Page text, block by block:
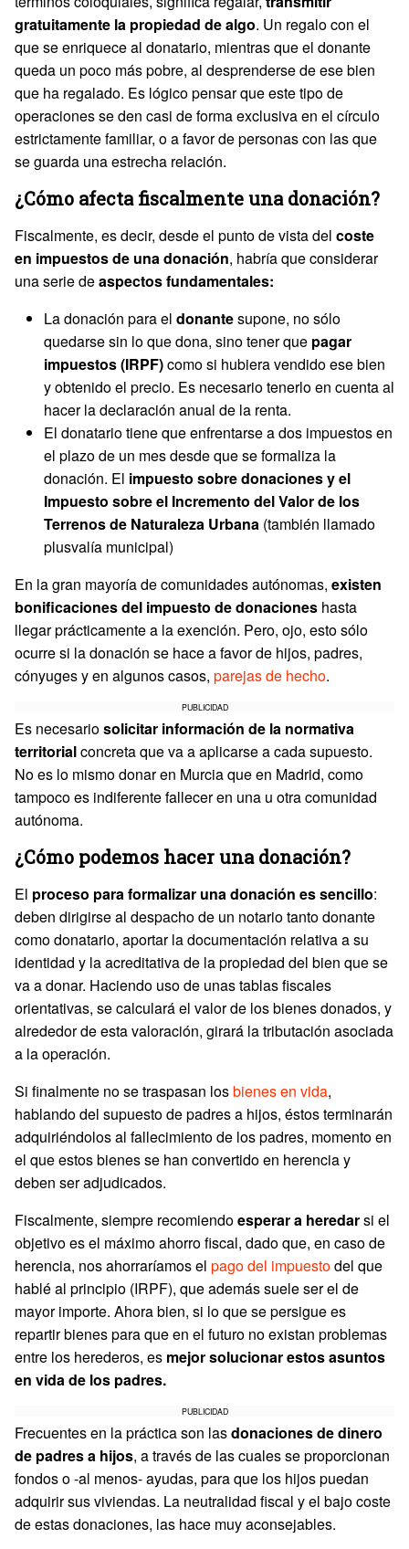
gratuitamente la propiedad de algo. Un regalo con el
que se enriquece al donatario, mientras que el donante
queda un poco más pobre, al desprenderse de ese bien
que ha regalado. Es lógico pensar que este tipo de
operaciones se den casi de forma exclusiva en el círculo
estrictamente familiar, o a favor de personas con las que
se guarda una estrecha relación.
¿Cómo afecta fiscalmente una donación?
Fiscalmente, es decir, desde el punto de vista del coste
en impuestos de una donación, habría que considerar
una serie deaspectos fundamentales:
La donación para el donantesupone, no sólo
quedarse sin lo que dona, sino tener que pagar
impuestos (IRPF)como si hubiera vendido ese bien
y obtenido el precio. Es necesario tenerlo en cuenta al
hacer la declaración anual de la renta.
El donatario tiene que enfrentarse a dos impuestos en
el plazo de un mes desde que se formaliza la
donación. El impuesto sobre donaciones y el
Impuesto sobre el Incremento del Valor de los
Terrenos de Naturaleza Urbana (también llamado
plusvalía municipal)
En la gran mayoría de comunidades autónomas, existen
bonificaciones del impuesto de donaciones hasta
llegar prácticamente a la exención. Pero, ojo, esto sólo
ocurre si la donación se hace a favor de hijos, padres,
cónyuges y en algunos casos, parejas de hecho.
PUBLICIDAD
Es necesariosolicitar información de la normativa
territorialconcreta que va a aplicarse a cada supuesto.
No es lo mismo donar en Murcia que en Madrid, como
tampoco es indiferente fallecer en una u otra comunidad
autónoma.
¿Cómo podemos hacer una donación?
El proceso para formalizar una donación es sencillo:
deben dirigirse al despacho de un notario tanto donante
como donatario, aportar la documentación relativa a su
identidad y la acreditativa de la propiedad del bien que se
va a donar. Haciendo uso de unas tablas fiscales
orientativas, se calculará el valor de los bienes donados, y
alrededor de esta valoración, girará la tributación asociada
a la operación.
Si finalmente no se traspasan losbienes en vida,
hablando del supuesto de padres a hijos, éstos terminarán
adquiriéndolos al fallecimiento de los padres, momento en
el que estos bienes se han convertido en herencia y
deben ser adjudicados.
Fiscalmente, siempre recomiendoesperar a heredarsi el
objetivo es el máximo ahorro fiscal, dado que, en caso de
herencia, nos ahorraríamos el pago del impuestodel que
hablé al principio (IRPF), que además suele ser el de
mayor importe. Ahora bien, si lo que se persigue es
repartir bienes para que en el futuro no existan problemas
entre los herederos, es mejor solucionar estos asuntos
en vida de los padres.
PUBLICIDAD
Frecuentes en la práctica son lasdonaciones de dinero
de padres a hijos, a través de las cuales se proporcionan
fondos o -al menos- ayudas, para que los hijos puedan
adquirir sus viviendas. La neutralidad fiscal y el bajo coste
de estas donaciones, las hace muy aconsejables.